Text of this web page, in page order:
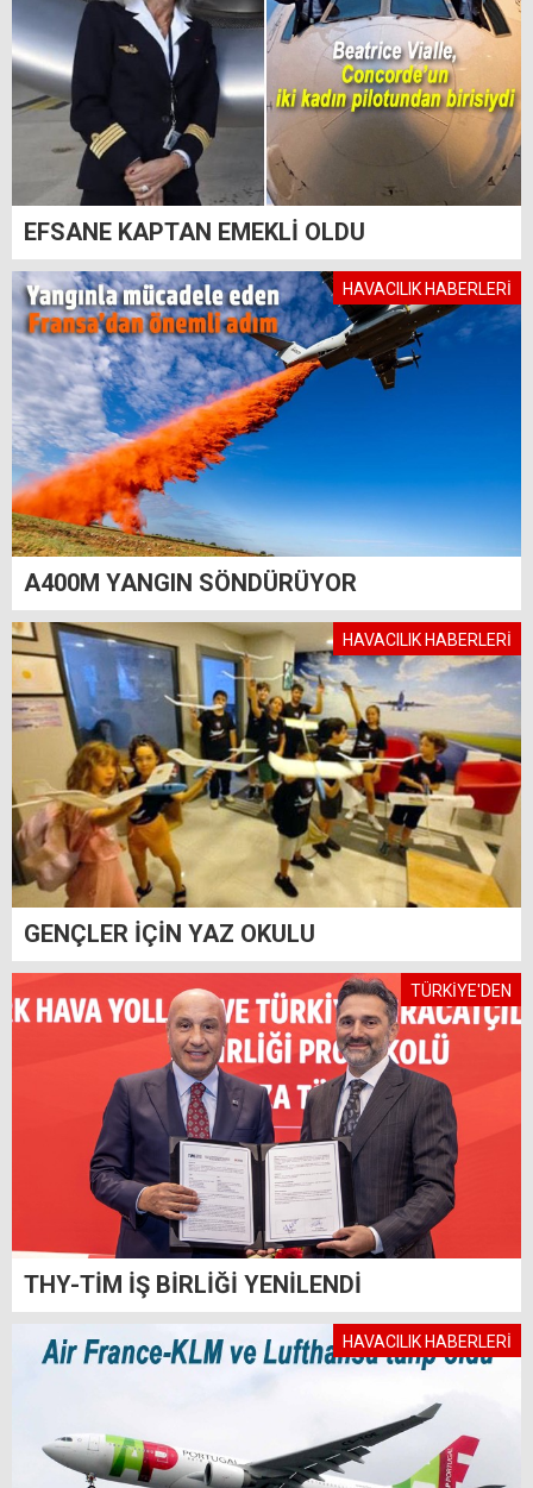
EFSANE KAPTAN EMEKLİ OLDU
HAVACILIK HABERLERİ
A400M YANGIN SÖNDÜRÜYOR
HAVACILIK HABERLERİ
GENÇLER İÇİN YAZ OKULU
TÜRKİYE'DEN
THY-TİM İŞ BİRLİĞİ YENİLENDİ
HAVACILIK HABERLERİ